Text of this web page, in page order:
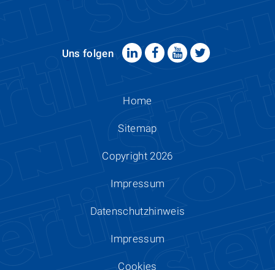
Uns folgen
Home
Sitemap
Copyright 2026
Impressum
Datenschutzhinweis
Impressum
Cookies